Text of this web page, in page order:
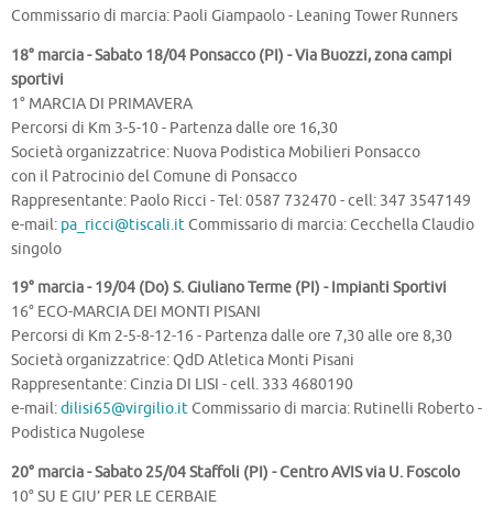
Commissario di marcia: Paoli Giampaolo - Leaning Tower Runners
18° marcia - Sabato 18/04 Ponsacco (PI) - Via Buozzi, zona campi
sportivi
1° MARCIA DI PRIMAVERA
Percorsi di Km 3-5-10 - Partenza dalle ore 16,30
Società organizzatrice: Nuova Podistica Mobilieri Ponsacco
con il Patrocinio del Comune di Ponsacco
Rappresentante: Paolo Ricci - Tel: 0587 732470 - cell: 347 3547149
e-mail: pa_ricci@tiscali.itCommissario di marcia: Cecchella Claudio
singolo
19° marcia - 19/04 (Do) S. Giuliano Terme (PI) - Impianti Sportivi
16° ECO-MARCIA DEI MONTI PISANI
Percorsi di Km 2-5-8-12-16 - Partenza dalle ore 7,30 alle ore 8,30
Società organizzatrice: QdD Atletica Monti Pisani
Rappresentante: Cinzia DI LISI - cell. 333 4680190
e-mail:dilisi65@virgilio.itCommissario di marcia: Rutinelli Roberto -
Podistica Nugolese
20° marcia - Sabato 25/04 Staffoli (PI) - Centro AVIS via U. Foscolo
10° SU E GIU’ PER LE CERBAIE